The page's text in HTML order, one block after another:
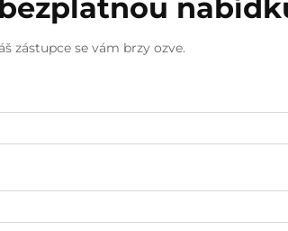
zástupce se vám brzy ozve.